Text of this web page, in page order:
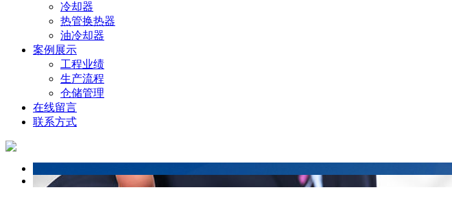
冷却器
热管换热器
油冷却器
案例展示
工程业绩
生产流程
仓储管理
在线留言
联系方式